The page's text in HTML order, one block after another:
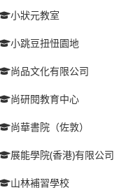
小狀元教室
小跳豆扭忸園地
尚品文化有限公司
尚研閱教育中心
尚華書院（佐敦）
展能學院(香港)有限公司
山林補習學校